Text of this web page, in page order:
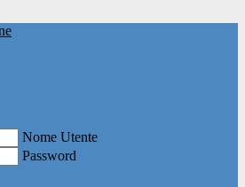
Nome Utente
Password